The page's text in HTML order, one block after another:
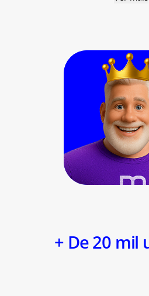
+ De 20 mil